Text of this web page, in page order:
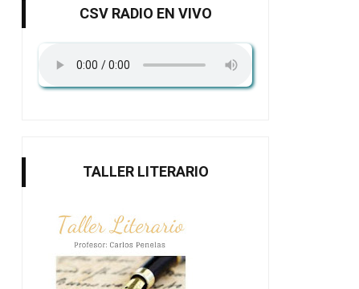
CSV RADIO EN VIVO
TALLER LITERARIO